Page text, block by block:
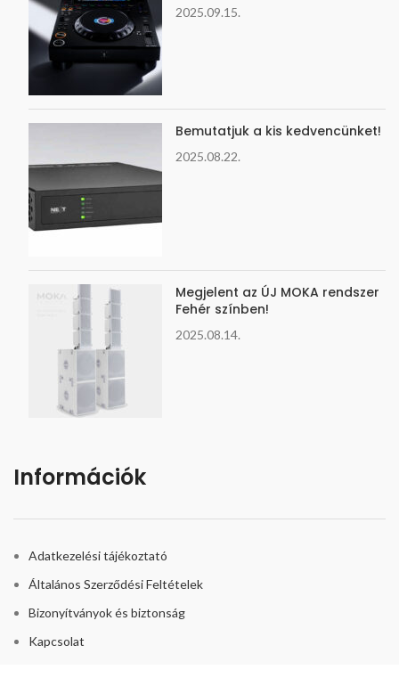
2025.09.15.
Bemutatjuk a kis kedvencünket!
2025.08.22.
Megjelent az ÚJ MOKA rendszer
Fehér színben!
2025.08.14.
Információk
Adatkezelési tájékoztató
Általános Szerződési Feltételek
Bizonyítványok és biztonság
Kapcsolat